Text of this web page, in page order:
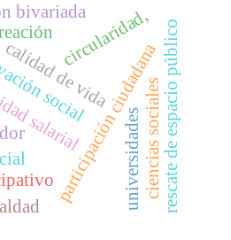
participación ciudadana
calidad de vida rescate de espacio público
s
l
universidades
circularidad,
salarial
bivariada
ciencias sociales